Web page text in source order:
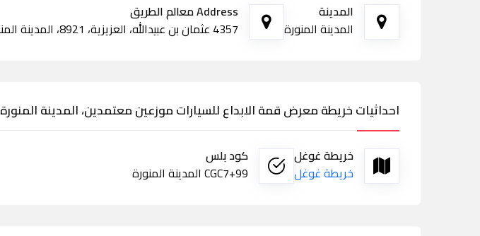
المدينة
المدينة المنورة
Address معالم الطريق
4357 عثمان بن عبيدالله، العزيزية، 8921، المدينة المنورة 42376
احداثيات خريطة معرض قمة الابداع للسيارات موزعين معتمدين، المدينة المنورة
خريطة غوغل
خريطة غوغل
كود بلس
CGC7+99 المدينة المنورة